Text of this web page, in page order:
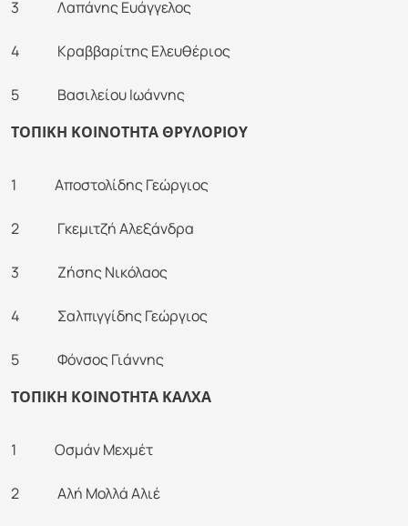
3 Λαπάνης Ευάγγελος
4 Κραββαρίτης Ελευθέριος
5 Βασιλείου Ιωάννης
ΤΟΠΙΚΗ ΚΟΙΝΟΤΗΤΑ ΘΡΥΛΟΡΙΟΥ
1 Αποστολίδης Γεώργιος
2 Γκεμιτζή Αλεξάνδρα
3 Ζήσης Νικόλαος
4 Σαλπιγγίδης Γεώργιος
5 Φόνσος Γιάννης
ΤΟΠΙΚΗ ΚΟΙΝΟΤΗΤΑ ΚΑΛΧΑ
1 Οσμάν Μεχμέτ
2 Αλή Μολλά Αλιέ